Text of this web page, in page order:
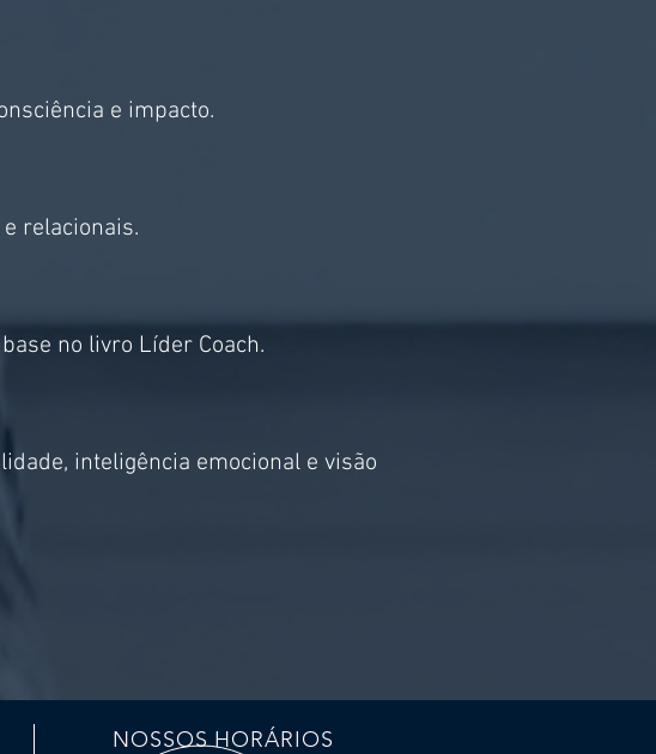
e impacto.
relacionais.
no livro Líder Coach.
inteligência emocional e visão
NOSSOS HORÁRIOS